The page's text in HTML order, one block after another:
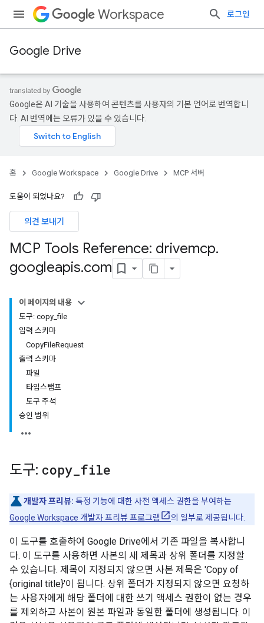
Workspace 로그인
Google Drive
Google은 AI 기술을 사용하여 콘텐츠를 사용자의 기본 언어로 번역합니
다. AI 번역에는 오류가 있을 수 있습니다.
홈 Google Workspace Google Drive MCP 서버
도움이 되었나요?
의견 보내기
MCP Tools Reference: drivemcp.
googleapis.com
이 페이지의 내용
도구: copy_file
입력 스키마
CopyFileRequest
출력 스키마
파일
타임스탬프
도구 주석
승인 범위
도구: copy file
개발자 프리뷰: 특정 기능에 대한 사전 액세스 권한을 부여하는
Google Workspace 개발자 프리뷰 프로그램
의 일부로 제공됩니다.
이 도구를 호출하여 Google Drive에서 기존 파일을 복사합니
다. 이 도구를 사용하면 사본의 새 제목과 상위 폴더를 지정할
수 있습니다. 제목이 지정되지 않으면 사본 제목은 'Copy of
{original title}'이 됩니다. 상위 폴더가 지정되지 않으면 요청하
는 사용자에게 해당 폴더에 대한 쓰기 액세스 권한이 없는 경우
를 제외하고 사본이 원본 파일과 동일한 폴더에 생성됩니다. 이